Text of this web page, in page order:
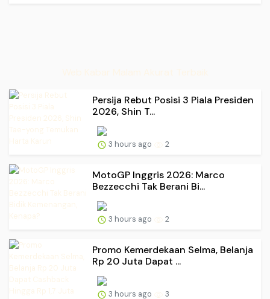
Persija Rebut Posisi 3 Piala Presiden
2026, Shin T...
3 hours ago 2
MotoGP Inggris 2026: Marco
Bezzecchi Tak Berani Bi...
3 hours ago 2
Promo Kemerdekaan Selma, Belanja
Rp 20 Juta Dapat ...
3 hours ago 3